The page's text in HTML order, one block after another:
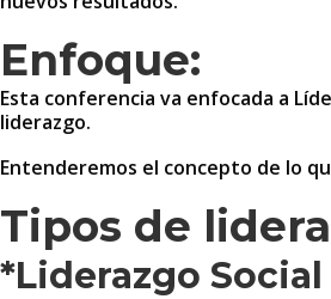
Enfoque:
Esta conferencia va enfocada a
liderazgo.
Entenderemos el concepto de lo
Tipos de
*Liderazgo Social